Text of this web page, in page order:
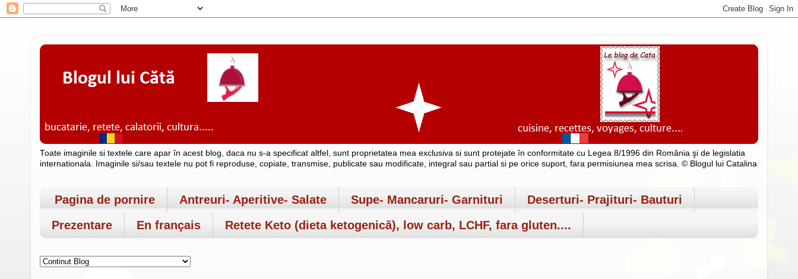
Toate imaginile si textele care apar în acest blog, daca nu s-a specificat altfel, sunt proprietatea mea exclusiva si sunt protejate în conformitate cu Legea 8/1996 din România şi de legislatia
internationala. Imaginile si/sau textele nu pot fi reproduse, copiate, transmise, publicate sau modificate, integral sau partial si pe orice suport, fara permisiunea mea scrisa. © Blogul lui Catalina
Pagina de pornire Antreuri- Aperitive- Salate Supe- Mancaruri- Garnituri
Deserturi- Prajituri- Bauturi
Prezentare
En français Retete Keto (dieta ketogenică), low carb, LCHF, fara gluten....